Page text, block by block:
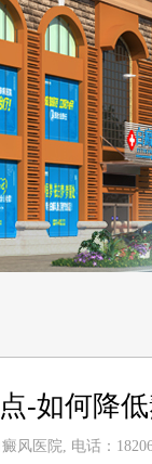
-如何降
风医院, 电话：